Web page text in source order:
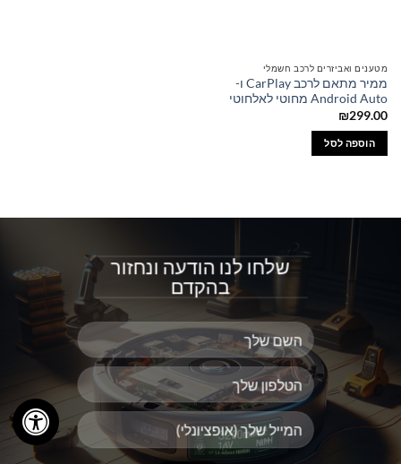
מטענים ואביזרים לרכב חשמלי
ממיר מתאם לרכב CarPlay ו-
Android Auto מחוטי לאלחוטי
₪299.00
הוספה לסל
שלחו לנו הודעה ונחזור
בהקדם